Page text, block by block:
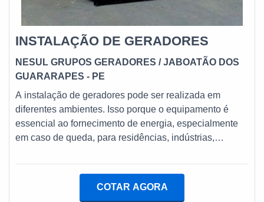
INSTALAÇÃO DE GERADORES
NESUL GRUPOS GERADORES / JABOATÃO DOS
GUARARAPES - PE
A instalação de geradores pode ser realizada em
diferentes ambientes. Isso porque o equipamento é
essencial ao fornecimento de energia, especialmente
em caso de queda, para residências, indústrias,
INSTALAÇÃO DE GERADOR A escolha pelo modelo
COTAR AGORA